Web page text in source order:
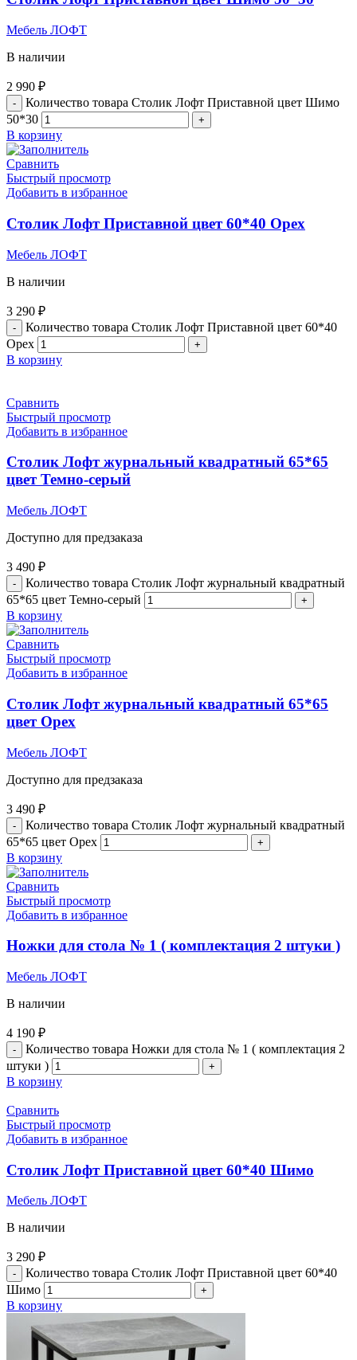
Мебель ЛОФТ
В наличии
2 990 ₽
Количество товара Столик Лофт Приставной цвет Шимо
50*30
В корзину
Сравнить
Быстрый просмотр
Добавить в избранное
Столик Лофт Приставной цвет 60*40 Орех
Мебель ЛОФТ
В наличии
3 290 ₽
Количество товара Столик Лофт Приставной цвет 60*40
Орех
В корзину
Сравнить
Быстрый просмотр
Добавить в избранное
Столик Лофт журнальный квадратный 65*65
цвет Темно-серый
Мебель ЛОФТ
Доступно для предзаказа
3 490 ₽
Количество товара Столик Лофт журнальный квадратный
65*65 цвет Темно-серый
В корзину
Сравнить
Быстрый просмотр
Добавить в избранное
Столик Лофт журнальный квадратный 65*65
цвет Орех
Мебель ЛОФТ
Доступно для предзаказа
3 490 ₽
Количество товара Столик Лофт журнальный квадратный
65*65 цвет Орех
В корзину
Сравнить
Быстрый просмотр
Добавить в избранное
Ножки для стола № 1 ( комплектация 2 штуки )
Мебель ЛОФТ
В наличии
4 190 ₽
Количество товара Ножки для стола № 1 ( комплектация 2
штуки )
В корзину
Сравнить
Быстрый просмотр
Добавить в избранное
Столик Лофт Приставной цвет 60*40 Шимо
Мебель ЛОФТ
В наличии
3 290 ₽
Количество товара Столик Лофт Приставной цвет 60*40
Шимо
В корзину